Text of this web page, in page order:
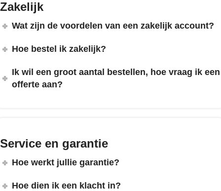
Zakelijk
Wat zijn de voordelen van een zakelijk account?
Hoe bestel ik zakelijk?
Ik wil een groot aantal bestellen, hoe vraag ik een
offerte aan?
Service en garantie
Hoe werkt jullie garantie?
Hoe dien ik een klacht in?